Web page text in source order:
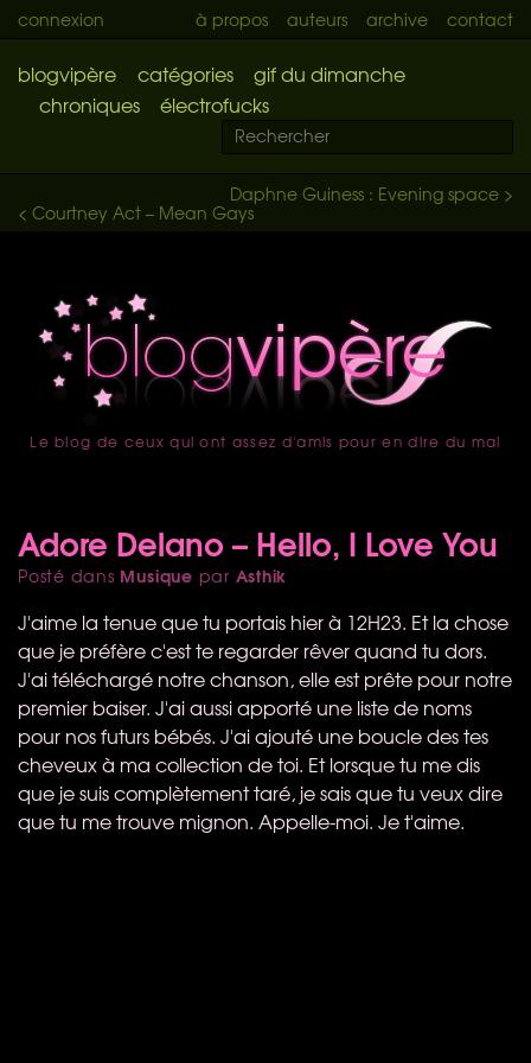
connexion à propos auteurs archive contact
blogvipère catégories
gif du dimanche
chroniques
électrofucks
Daphne Guiness : Evening space >
< Courtney Act – Mean Gays
accueil
Le blog de ceux qui ont assez d'amis pour en dire du mal
Adore Delano – Hello, I Love You
Posté dans Musique par Asthik
J'aime la tenue que tu portais hier à 12H23. Et la chose
que je préfère c'est te regarder rêver quand tu dors.
J'ai téléchargé notre chanson, elle est prête pour notre
premier baiser. J'ai aussi apporté une liste de noms
pour nos futurs bébés. J'ai ajouté une boucle des tes
cheveux à ma collection de toi. Et lorsque tu me dis
que je suis complètement taré, je sais que tu veux dire
que tu me trouve mignon. Appelle-moi. Je t'aime.